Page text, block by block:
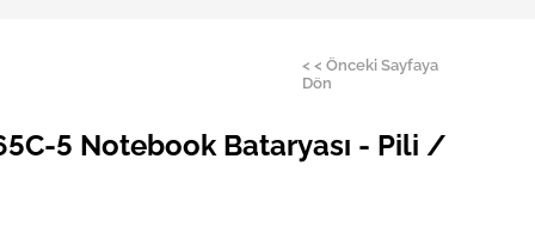
< < Önceki Sayfaya
Dön
5 Notebook Bataryası - Pili /